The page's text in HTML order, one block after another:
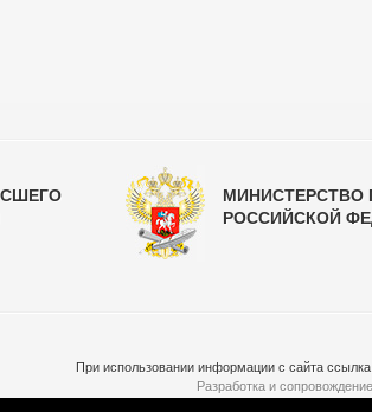
РОССИЙСКОЙ
При использовании информации с сайта
Разработка и
Система